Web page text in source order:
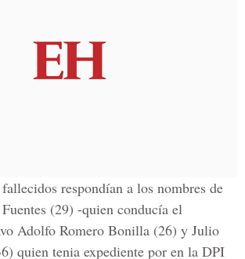
respondían a los nombres de
(29) -quien conducía el
Adolfo Romero Bonilla (26) y Julio
quien tenia expediente por en la DPI